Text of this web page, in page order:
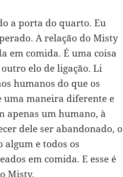
a porta do quarto. Eu
A relação do Misty
em comida. É uma coisa
elo de ligação. Li
humanos do que os
uma maneira diferente e
apenas um humano, à
dele ser abandonado, o
algum e todos os
em comida. E esse é
Misty.